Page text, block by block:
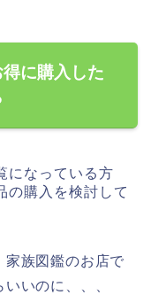
に購入した
になっている方
の購入を検討して
家族図鑑のお店で
いのに、、、